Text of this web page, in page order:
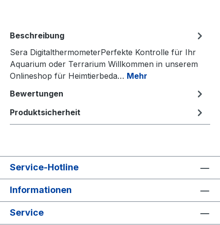
Beschreibung
Sera DigitalthermometerPerfekte Kontrolle für Ihr
Aquarium oder Terrarium Willkommen in unserem
Onlineshop für Heimtierbeda… Mehr
Bewertungen
Produktsicherheit
Service-Hotline
Informationen
Service